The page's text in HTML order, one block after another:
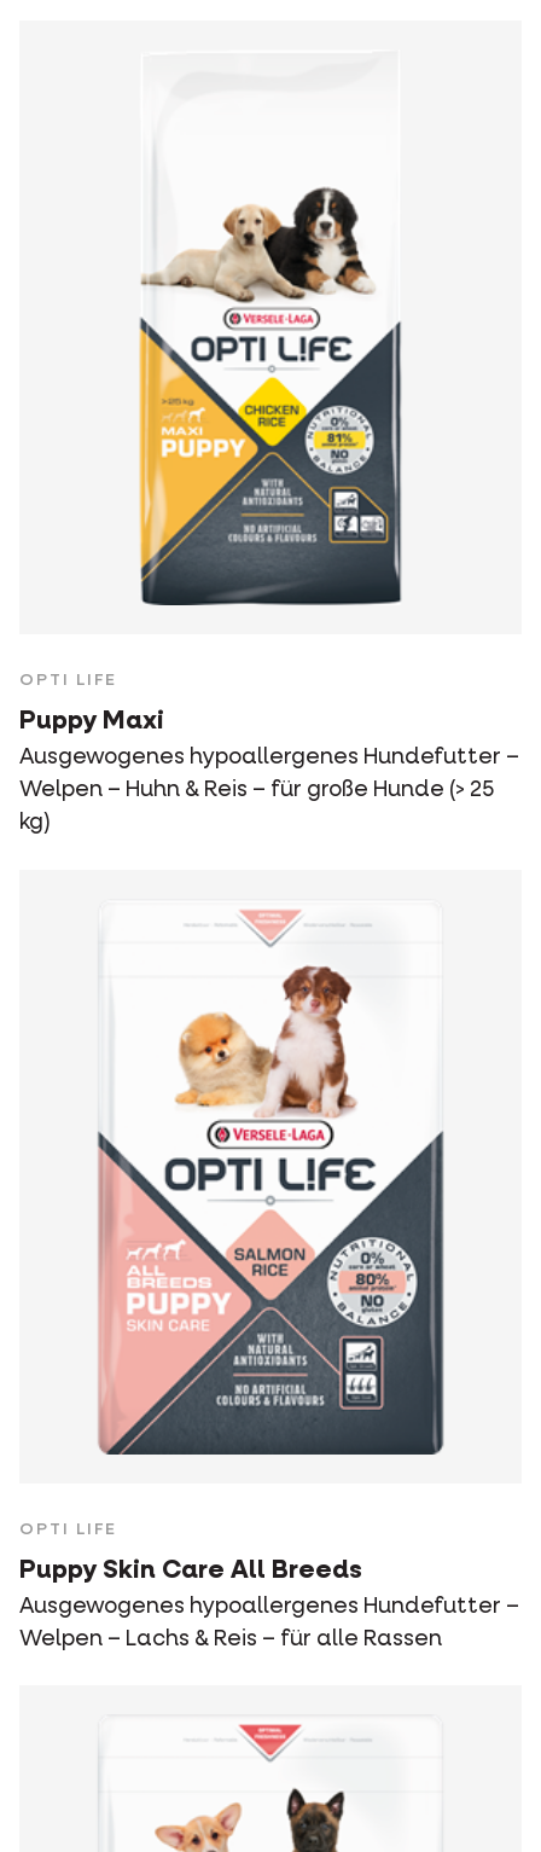
OPTI LIFE
Puppy Maxi
Ausgewogenes hypoallergenes Hundefutter –
Welpen – Huhn & Reis – für große Hunde (> 25
kg)
OPTI LIFE
Puppy Skin Care All Breeds
Ausgewogenes hypoallergenes Hundefutter –
Welpen – Lachs & Reis – für alle Rassen